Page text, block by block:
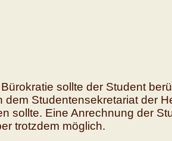
sollte der Student
dem Studentensekretariat der
sollte. Eine Anrechnung der
trotzdem möglich.